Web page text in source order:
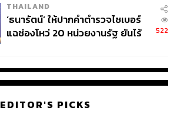
THAILAND
‘ธนารัตน์’ ให้ปากคำตำรวจไซเบอร์
แฉช่องโหว่ 20 หน่วยงานรัฐ ยันไร้
522
EDITOR'S PICKS